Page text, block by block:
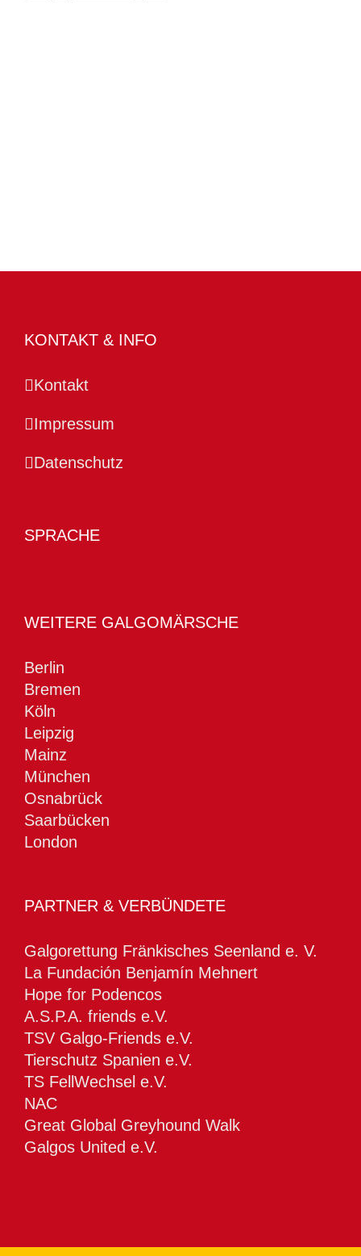
KONTAKT & INFO
Kontakt
Impressum
Datenschutz
SPRACHE
WEITERE GALGOMÄRSCHE
Berlin
Bremen
Köln
Leipzig
Mainz
München
Osnabrück
Saarbücken
London
PARTNER & VERBÜNDETE
Galgorettung Fränkisches Seenland e. V.
La Fundación Benjamín Mehnert
Hope for Podencos
A.S.P.A. friends e.V.
TSV Galgo-Friends e.V.
Tierschutz Spanien e.V.
TS FellWechsel e.V.
NAC
Great Global Greyhound Walk
Galgos United e.V.